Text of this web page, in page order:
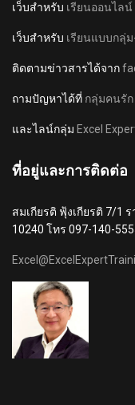
เว็บสำหรับ เรียนออนไลน์
เว็บสำหรับ เรียนแบบกลุ่
ติดตามข่าวสารได้จาก
ถามปัญหาได้ที่ กลุ่มคนรัก
และไลน์กลุ่ม Excel
ที่อยู่และการติดต่อ
สมเกียรติ ฟุ้งเกียรติ 7/1
10240 โทร 097-140-